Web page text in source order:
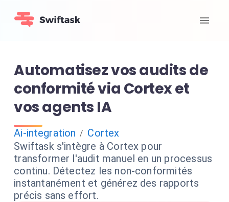
Automatisez vos audits de
conformité via Cortex et
vos agents IA
Ai-integration / Cortex
Swiftask s'intègre à Cortex pour
transformer l'audit manuel en un processus
continu. Détectez les non-conformités
instantanément et générez des rapports
précis sans effort.